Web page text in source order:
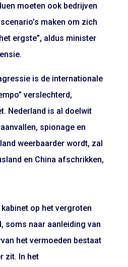
moeten ook bedrijven
maken om zich
ergste”, aldus minister
is de internationale
verslechterd,
Nederland is al doelwit
spionage en
weerbaarder wordt, zal
en China afschrikken,
op het vergroten
soms naar aanleiding van
het vermoeden bestaat
zit. In het